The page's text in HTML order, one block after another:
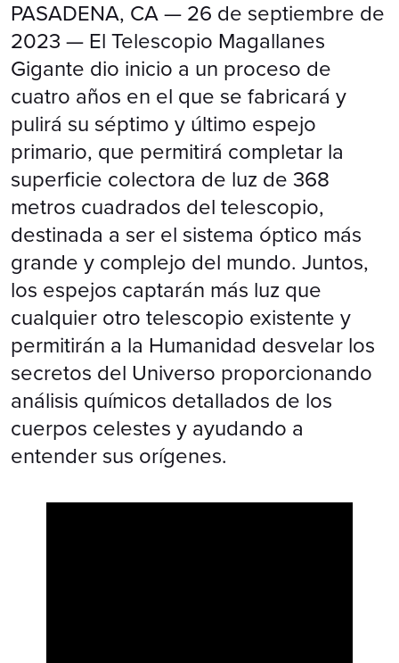
PASADENA, CA — 26 de septiembre de
2023 — El Telescopio Magallanes
Gigante dio inicio a un proceso de
cuatro años en el que se fabricará y
pulirá su séptimo y último espejo
primario, que permitirá completar la
superficie colectora de luz de 368
metros cuadrados del telescopio,
destinada a ser el sistema óptico más
grande y complejo del mundo. Juntos,
los espejos captarán más luz que
cualquier otro telescopio existente y
permitirán a la Humanidad desvelar los
secretos del Universo proporcionando
análisis químicos detallados de los
cuerpos celestes y ayudando a
entender sus orígenes.